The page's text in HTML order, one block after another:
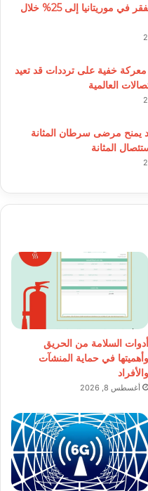
تراجع معدلات الفقر في موريتانيا إلى 25% خلال
خفية على ترددات قد تعيد
العالمية
يمنح مرضى سرطان المثانة
المثانة
أدوات السلامة من الحريق
وأهميتها في حماية المنشآت
والأفراد
أغسطس 8, 2026